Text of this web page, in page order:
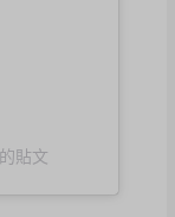
貼文